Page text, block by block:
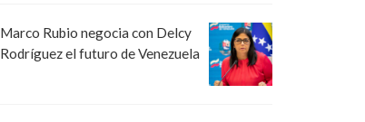
Marco Rubio negocia con Delcy
Rodríguez el futuro de Venezuela